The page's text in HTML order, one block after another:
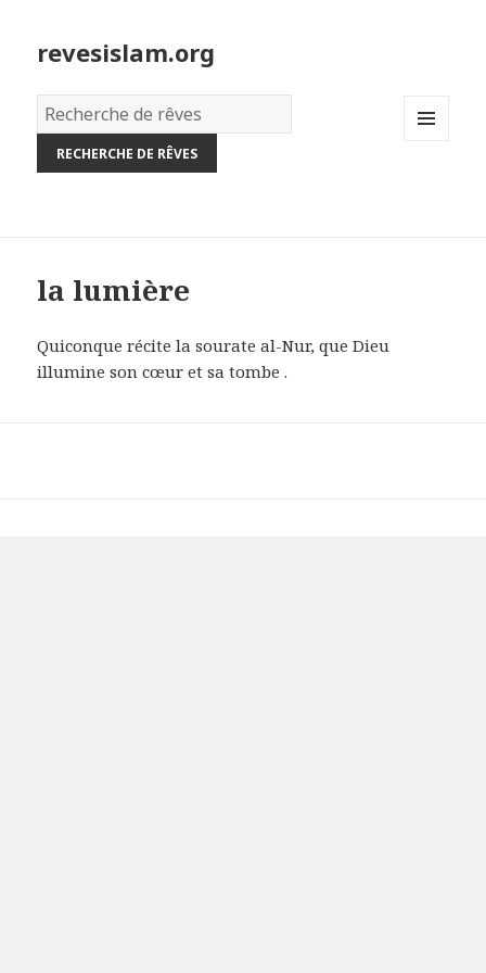
revesislam.org
Dictionnaire
des
rêves:
la lumière
Quiconque récite la sourate al-Nur, que Dieu
illumine son cœur et sa tombe .